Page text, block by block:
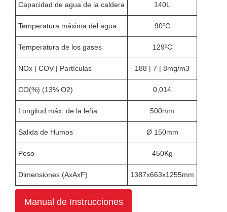
Capacidad de agua de la caldera 140L
Temperatura máxima del agua 90ºC
Temperatura de los gases 129ºC
NOx | COV | Partículas 188 | 7 | 8mg/m3
CO(%) (13% O2) 0,014
Longitud máx. de la leña 500mm
Salida de Humos Ø 150mm
Peso 450Kg
Dimensiones (AxAxF) 1387x663x1255mm
Manual de Instrucciones